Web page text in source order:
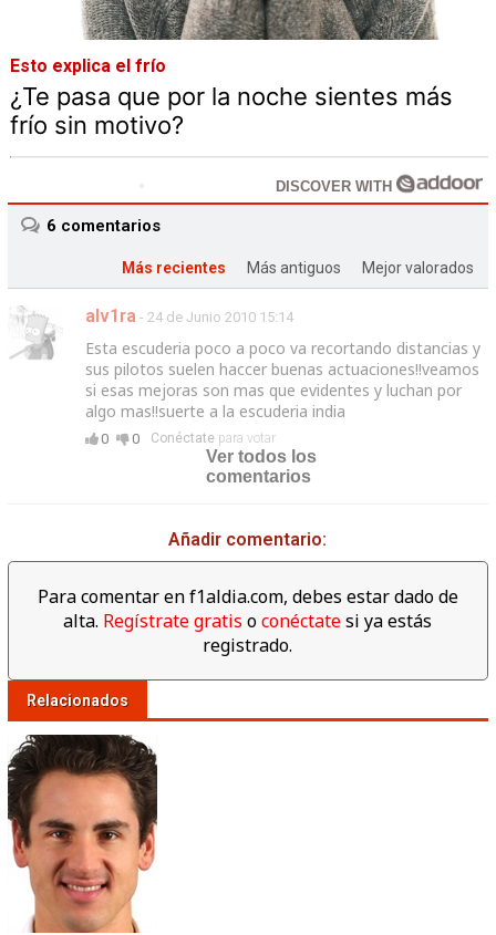
Esto explica el frío
¿Te pasa que por la noche sientes más
frío sin motivo?
DISCOVER WITH
6 comentarios
Más recientes Más antiguos Mejor valorados
alv1ra - 24 de Junio 2010 15:14
Esta escuderia poco a poco va recortando distancias y
sus pilotos suelen haccer buenas actuaciones!!veamos
si esas mejoras son mas que evidentes y luchan por
algo mas!!suerte a la escuderia india
0 0 Conéctatepara votar
Ver todos los
comentarios
Añadir comentario:
Para comentar en f1aldia.com, debes estar dado de
alta. Regístrate gratis oconéctatesi ya estás
registrado.
Relacionados